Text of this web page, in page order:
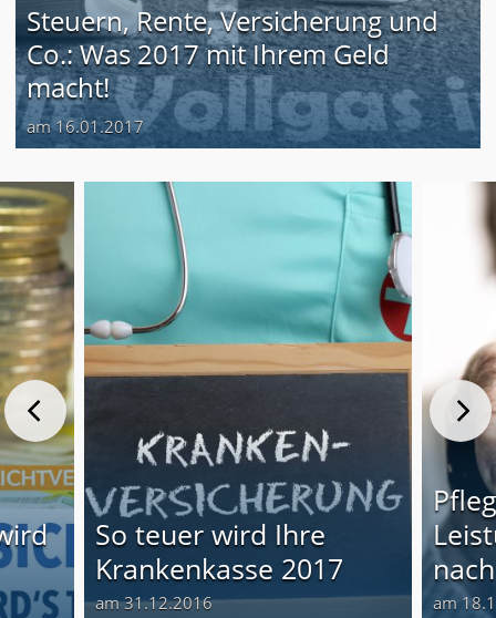
Steuern, Rente, Versicherung und
Co.: Was 2017 mit Ihrem Geld
macht!
am 16.01.2017
So teuer wird Ihre
Krankenkasse 2017
am 31.12.2016 am